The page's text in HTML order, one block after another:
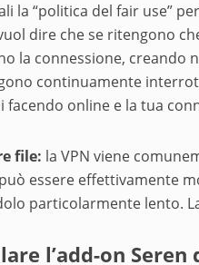
la “politica del fair use”
dire che se ritengono
la connessione, creando
continuamente
facendo online e la tua
file: la VPN viene
essere effettivamente
particolarmente lento.
l’add-on Seren